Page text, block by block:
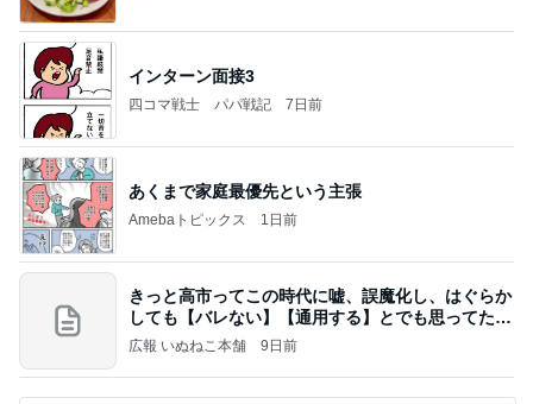
インターン面接3
四コマ戦士 パパ戦記 7日前
あくまで家庭最優先という主張
Amebaトピックス 1日前
きっと高市ってこの時代に嘘、誤魔化し、はぐらか
しても【バレない】【通用する】とでも思ってたん
だろ
広報 いぬねこ本舗 9日前